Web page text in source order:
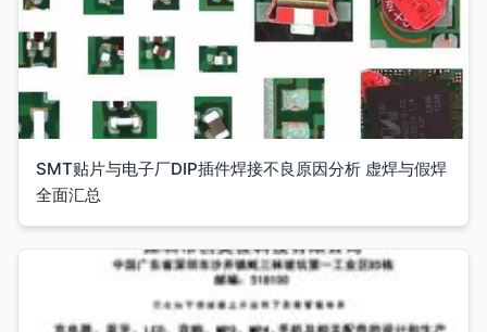
SMT贴片与电子厂DIP插件焊接不良原因分析 虚焊与假焊
全面汇总